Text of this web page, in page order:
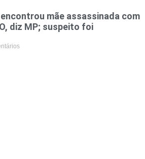
mãe assassinada com
diz MP; suspeito foi